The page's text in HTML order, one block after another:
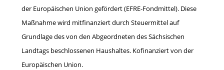
der Europäischen Union gefördert (EFRE-Fondmittel). Diese
Maßnahme wird mitfinanziert durch Steuermittel auf
Grundlage des von den Abgeordneten des Sächsischen
Landtags beschlossenen Haushaltes. Kofinanziert von der
Europäischen Union.